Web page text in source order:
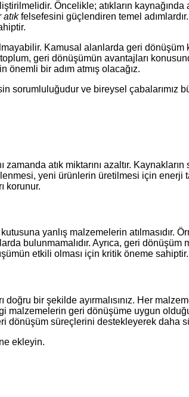
Öncelikle; atıkların kaynağında
atıkfelsefesini güçlendiren temel adımlardır.
Kamusal alanlarda geri dönüşüm
geri dönüşümün avantajları
önemli bir adım atmış olacağız.
sorumluluğudur ve bireysel çabalarımız
atık miktarını azaltır.
yeni ürünlerin üretilmesi için
korunur.
yanlış malzemelerin atılmasıdır.
bulunmamalıdır. Ayrıca, geri
etkili olması için kritik öneme sahiptir.
bir şekilde ayırmalısınız. Her
malzemelerin geri dönüşüme uygun
dönüşüm süreçlerini destekleyerek daha
ekleyin.